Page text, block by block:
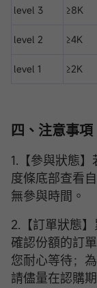
level 3 ≥8K
level 2 ≥4K
level 1 ≥2K
四、注意事項
1.【參與狀態
度條底部查看
無參與時間。
2.【訂單狀態
確認份額的訂
您耐心等待；
請儘量在認購